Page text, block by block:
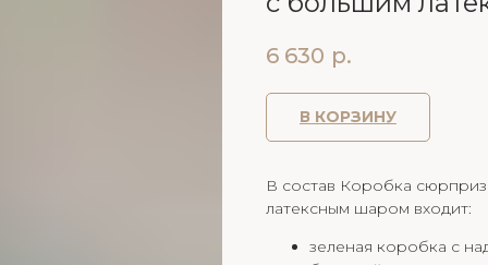
6 630 р.
В КОРЗИНУ
В состав Коробка
латексным шаром входит:
зеленая коробка с